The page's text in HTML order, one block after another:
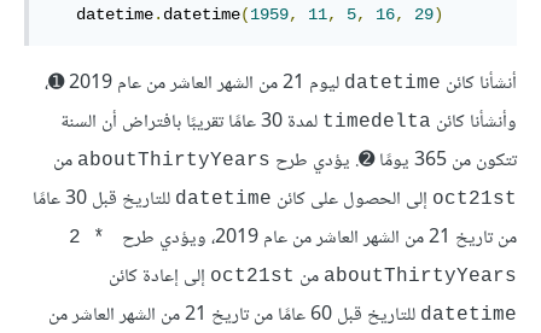
   datetime
. datetime(1959, 11, 5, 16, 29)
أنشأنا كائن datetime
ليوم 21 من الشهر العاشر من عام 2019 ➊،
وأنشأنا كائن timedelta
لمدة 30 عامًا تقريبًا بافتراض أن السنة
تتكون من 365 يومًا ➋. يؤدي طرح
aboutThirtyYears من
oct21st إلى الحصول على كائن datetime
للتاريخ قبل 30 عامًا
من تاريخ 21 من الشهر العاشر من عام 2019، ويؤدي طرح
‎2 *
aboutThirtyYears من oct21st إلى إعادة كائن
datetime
للتاريخ قبل 60 عامًا من تاريخ 21 من الشهر العاشر من